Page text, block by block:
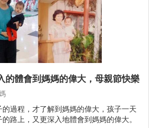
的體會到媽媽的偉大，母親節快樂
過程，才了解到媽媽的偉大，孩子一天
路上，又更深入地體會到媽媽的偉大。